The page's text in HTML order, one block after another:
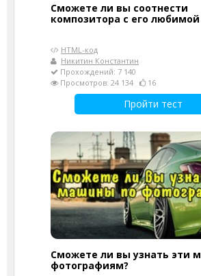
Сможете ли вы соотнести
композитора с его
HTML-код
Никитин Константин
Прохождений: 7 140
Просмотров: 24 134
16
Пройти тест
Сможете ли вы узнать эти
фотографиям?